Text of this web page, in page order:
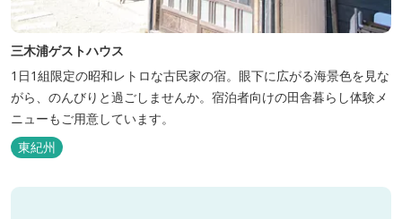
三木浦ゲストハウス
1日1組限定の昭和レトロな古民家の宿。眼下に広がる海景色を見な
がら、のんびりと過ごしませんか。宿泊者向けの田舎暮らし体験メ
ニューもご用意しています。
東紀州